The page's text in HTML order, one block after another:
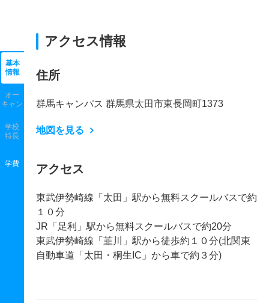
基本
情報
オー
キャン
学校
特長
学費
アクセス情報
住所
群馬キャンパス 群馬県太田市東長岡町1373
地図を見る
アクセス
東武伊勢崎線「太田」駅から無料スクールバスで約
１０分
JR「足利」駅から無料スクールバスで約20分
東武伊勢崎線「韮川」駅から徒歩約１０分(北関東
自動車道「太田・桐生IC」から車で約３分)